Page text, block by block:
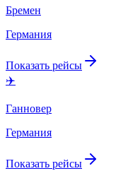
Бремен
Германия
Показать рейсы
✈️
Ганновер
Германия
Показать рейсы